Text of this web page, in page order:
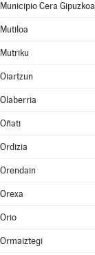
Municipio Cera Gipuzkoa
Mutiloa
Mutriku
Oiartzun
Olaberria
Oñati
Ordizia
Orendain
Orexa
Orio
Ormaiztegi